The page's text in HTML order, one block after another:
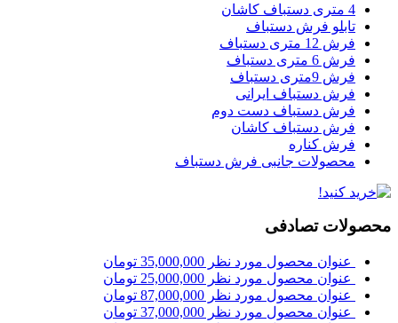
4 متری دستباف کاشان
تابلو فرش دستباف
فرش 12 متری دستباف
فرش 6 متری دستباف
فرش 9متری دستباف
فرش دستباف ایرانی
فرش دستباف دست دوم
فرش دستباف کاشان
فرش کناره
محصولات جانبی فرش دستباف
محصولات تصادفی
عنوان محصول مورد نظر 35,000,000 تومان
عنوان محصول مورد نظر 25,000,000 تومان
عنوان محصول مورد نظر 87,000,000 تومان
عنوان محصول مورد نظر 37,000,000 تومان